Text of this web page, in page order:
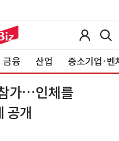
금융 산업 중소기업·벤
가…인체를
공개